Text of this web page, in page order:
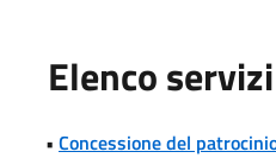
Elenco
• Concessione del